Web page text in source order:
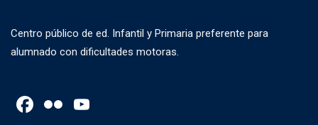
Centro público de ed. Infantil y Primaria preferente para
alumnado con dificultades motoras.
Facebook
Flickr